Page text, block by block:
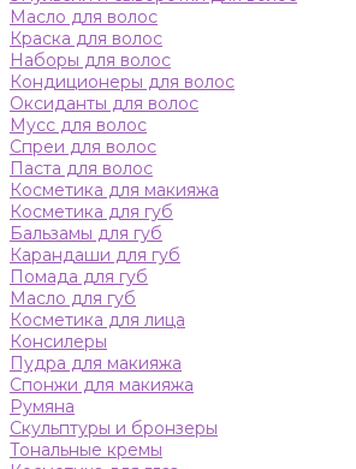
Масло для волос
Краска для волос
Наборы для волос
Кондиционеры для волос
Оксиданты для волос
Мусс для волос
Спреи для волос
Паста для волос
Косметика для макияжа
Косметика для губ
Бальзамы для губ
Карандаши для губ
Помада для губ
Масло для губ
Косметика для лица
Консилеры
Пудра для макияжа
Спонжи для макияжа
Румяна
Скульптуры и бронзеры
Тональные кремы